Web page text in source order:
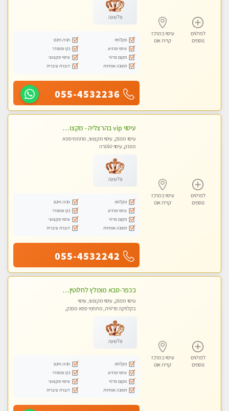
לפרטים
נוספים
עיסוי במרכז
קרית אונו
פלטינה
מקלחת
חניה חינם
עיסוי מרגיע
נקי ומסודר
מקום פרטי
עיסוי מקצועי
תמונה אמיתית
דוברת עיברית
055-4532236
לפרטים
נוספים
עיסוי במרכז
קרית אונו
עיסוי vip בהרצליה - מקצועי ומפנק ומיוחד highly recommended..new in the city
עיסוי מפנק, עיסוי מקצועי, מתחמי ספא
מפנק, עיסוי טנטרה
פלטינה
מקלחת
חניה חינם
עיסוי מרגיע
נקי ומסודר
מקום פרטי
עיסוי מקצועי
תמונה אמיתית
דוברת עיברית
055-4532242
לפרטים
נוספים
עיסוי במרכז
קרית אונו
בכפר-סבא מומלץ לחלוטין!!!! מעסה מקצועית לעיסוי ברמה גבוהה VIP תתקשר .....
עיסוי מפנק, עיסוי מקצועי, עיסוי
בקלניקה פרטית, מתחמי ספא מפנק,
פלטינה
מקלחת
חניה חינם
עיסוי מרגיע
נקי ומסודר
מקום פרטי
עיסוי מקצועי
תמונה אמיתית
דוברת עיברית